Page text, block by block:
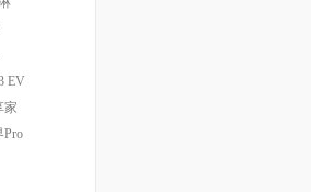
EV
家
Pro